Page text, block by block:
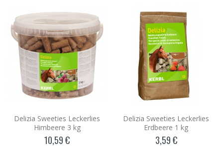
Delizia Sweeties Leckerlies
Himbeere 3 kg
10,59 €
Delizia Sweeties Leckerlies
Erdbeere 1 kg
3,59 €